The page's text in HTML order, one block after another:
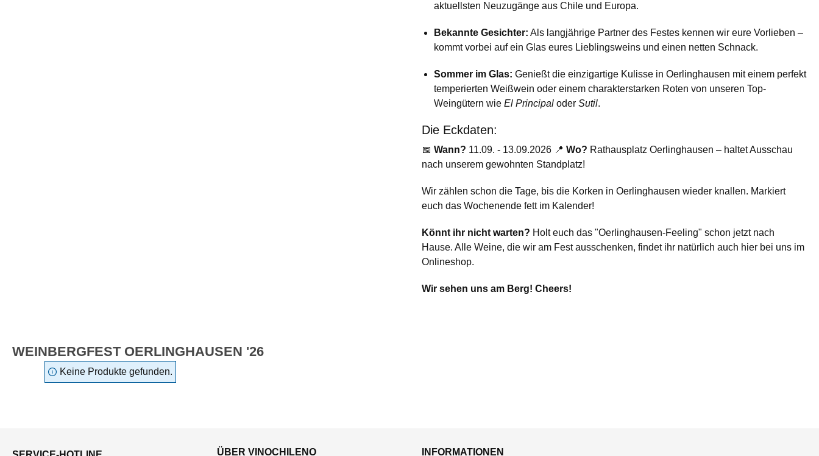
aktuellsten Neuzugänge aus Chile und Europa.
Bekannte Gesichter: Als langjährige Partner des Festes kennen wir eure Vorlieben –
kommt vorbei auf ein Glas eures Lieblingsweins und einen netten Schnack.
Sommer im Glas: Genießt die einzigartige Kulisse in Oerlinghausen mit einem perfekt
temperierten Weißwein oder einem charakterstarken Roten von unseren Top-
Weingütern wie El Principal oder Sutil.
Die Eckdaten:
📅 Wann? 11.09. - 13.09.2026 📍 Wo? Rathausplatz Oerlinghausen – haltet Ausschau
nach unserem gewohnten Standplatz!
Wir zählen schon die Tage, bis die Korken in Oerlinghausen wieder knallen. Markiert
euch das Wochenende fett im Kalender!
Könnt ihr nicht warten? Holt euch das "Oerlinghausen-Feeling" schon jetzt nach
Hause. Alle Weine, die wir am Fest ausschenken, findet ihr natürlich auch hier bei uns im
Onlineshop.
Wir sehen uns am Berg! Cheers!
WEINBERGFEST OERLINGHAUSEN '26
Keine Produkte gefunden.
ÜBER VINOCHILENO INFORMATIONEN